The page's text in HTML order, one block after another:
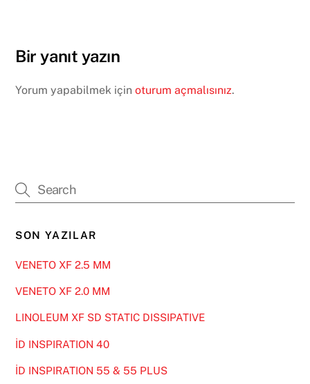
Bir yanıt yazın
Yorum yapabilmek içinoturum açmalısınız.
SON YAZILAR
VENETO XF 2.5 MM
VENETO XF 2.0 MM
LINOLEUM XF SD STATIC DISSIPATIVE
İD INSPIRATION 40
İD INSPIRATION 55 & 55 PLUS